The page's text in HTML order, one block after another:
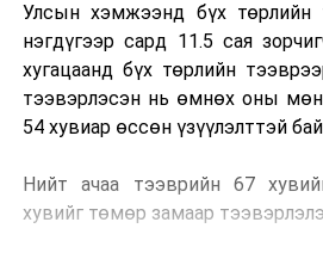
Улсын хэмжээнд бүх төрлийн
нэгдүгээр сард 11.5 сая
хугацаанд бүх төрлийн
тээвэрлэсэн нь өмнөх оны мөн
54 хувиар өссөн үзүүлэлттэй
Нийт ачаа тээврийн 67
хувийг төмөр замаар